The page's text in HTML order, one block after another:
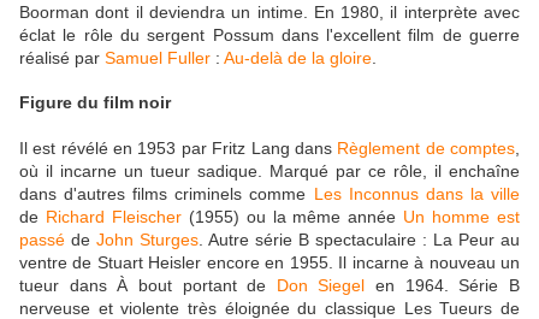
Boorman dont il deviendra un intime. En 1980, il interprète avec
éclat le rôle du sergent Possum dans l'excellent film de guerre
réalisé par Samuel Fuller : Au-delà de la gloire
Figure du film noir
Il est révélé en 1953 par Fritz Lang dans Règlement de comptes
où il incarne un tueur sadique. Marqué par ce rôle, il enchaîne
dans d'autres films criminels comme Les Inconnus dans la ville
de Richard Fleischer(1955) ou la même année Un homme est
passé de John Sturges . Autre série B spectaculaire : La Peur au
ventre de Stuart Heisler encore en 1955. Il incarne à nouveau un
tueur dans À bout portant de Don Siegel en 1964. Série B
nerveuse et violente très éloignée du classique Les Tueurs de